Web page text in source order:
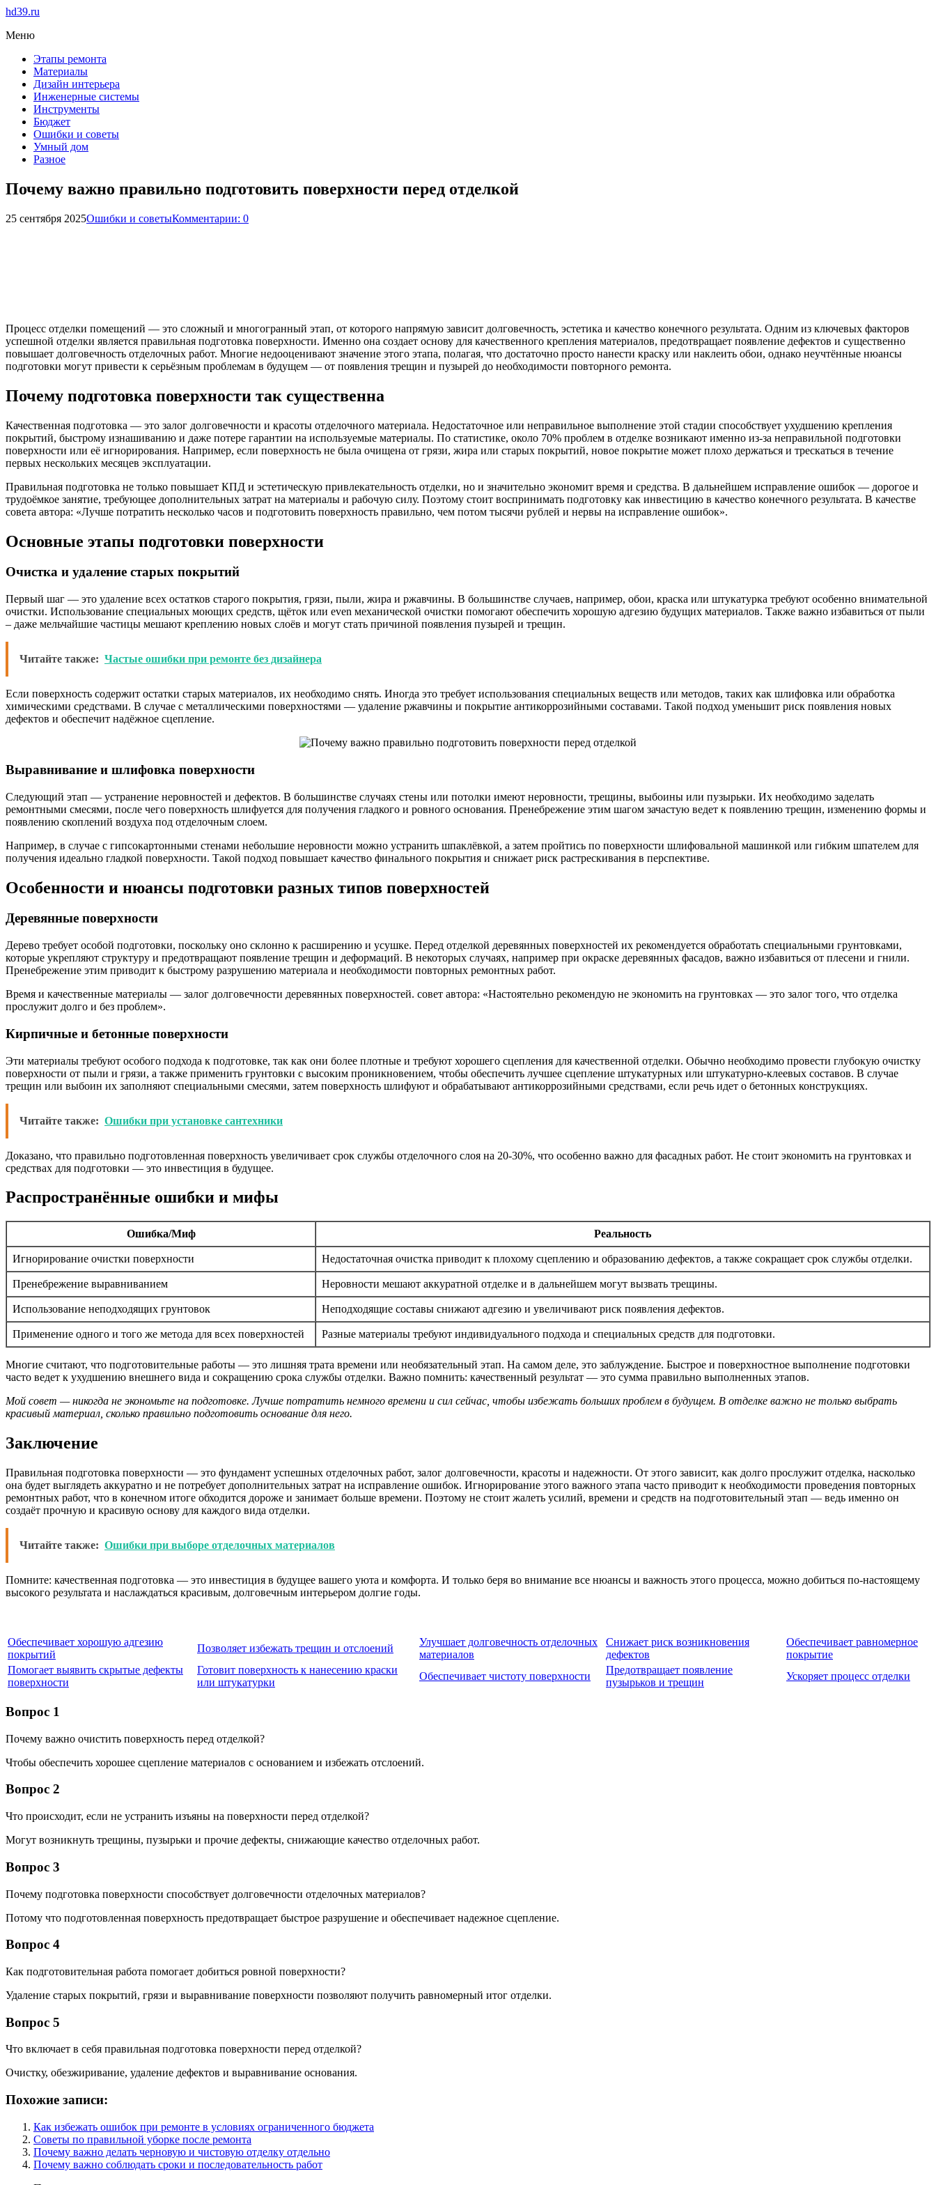
hd39.ru
Меню
Этапы ремонта
Материалы
Дизайн интерьера
Инженерные системы
Инструменты
Бюджет
Ошибки и советы
Умный дом
Разное
Почему важно правильно подготовить поверхности перед отделкой
25 сентября 2025Ошибки и советыКомментарии: 0
Процесс отделки помещений — это сложный и многогранный этап, от которого напрямую зависит долговечность, эстетика и качество конечного результата. Одним из ключевых факторов
успешной отделки является правильная подготовка поверхности. Именно она создает основу для качественного крепления материалов, предотвращает появление дефектов и существенно
повышает долговечность отделочных работ. Многие недооценивают значение этого этапа, полагая, что достаточно просто нанести краску или наклеить обои, однако неучтённые нюансы
подготовки могут привести к серьёзным проблемам в будущем — от появления трещин и пузырей до необходимости повторного ремонта.
Почему подготовка поверхности так существенна
Качественная подготовка — это залог долговечности и красоты отделочного материала. Недостаточное или неправильное выполнение этой стадии способствует ухудшению крепления
покрытий, быстрому изнашиванию и даже потере гарантии на используемые материалы. По статистике, около 70% проблем в отделке возникают именно из-за неправильной подготовки
поверхности или её игнорирования. Например, если поверхность не была очищена от грязи, жира или старых покрытий, новое покрытие может плохо держаться и трескаться в течение
первых нескольких месяцев эксплуатации.
Правильная подготовка не только повышает КПД и эстетическую привлекательность отделки, но и значительно экономит время и средства. В дальнейшем исправление ошибок — дорогое и
трудоёмкое занятие, требующее дополнительных затрат на материалы и рабочую силу. Поэтому стоит воспринимать подготовку как инвестицию в качество конечного результата. В качестве
совета автора: «Лучше потратить несколько часов и подготовить поверхность правильно, чем потом тысячи рублей и нервы на исправление ошибок».
Основные этапы подготовки поверхности
Очистка и удаление старых покрытий
Первый шаг — это удаление всех остатков старого покрытия, грязи, пыли, жира и ржавчины. В большинстве случаев, например, обои, краска или штукатурка требуют особенно внимательной
очистки. Использование специальных моющих средств, щёток или even механической очистки помогают обеспечить хорошую адгезию будущих материалов. Также важно избавиться от пыли
– даже мельчайшие частицы мешают креплению новых слоёв и могут стать причиной появления пузырей и трещин.
Читайте также: Частые ошибки при ремонте без дизайнера
Если поверхность содержит остатки старых материалов, их необходимо снять. Иногда это требует использования специальных веществ или методов, таких как шлифовка или обработка
химическими средствами. В случае с металлическими поверхностями — удаление ржавчины и покрытие антикоррозийными составами. Такой подход уменьшит риск появления новых
дефектов и обеспечит надёжное сцепление.
Выравнивание и шлифовка поверхности
Следующий этап — устранение неровностей и дефектов. В большинстве случаях стены или потолки имеют неровности, трещины, выбоины или пузырьки. Их необходимо заделать
ремонтными смесями, после чего поверхность шлифуется для получения гладкого и ровного основания. Пренебрежение этим шагом зачастую ведет к появлению трещин, изменению формы и
появлению скоплений воздуха под отделочным слоем.
Например, в случае с гипсокартонными стенами небольшие неровности можно устранить шпаклёвкой, а затем пройтись по поверхности шлифовальной машинкой или гибким шпателем для
получения идеально гладкой поверхности. Такой подход повышает качество финального покрытия и снижает риск растрескивания в перспективе.
Особенности и нюансы подготовки разных типов поверхностей
Деревянные поверхности
Дерево требует особой подготовки, поскольку оно склонно к расширению и усушке. Перед отделкой деревянных поверхностей их рекомендуется обработать специальными грунтовками,
которые укрепляют структуру и предотвращают появление трещин и деформаций. В некоторых случаях, например при окраске деревянных фасадов, важно избавиться от плесени и гнили.
Пренебрежение этим приводит к быстрому разрушению материала и необходимости повторных ремонтных работ.
Время и качественные материалы — залог долговечности деревянных поверхностей. совет автора: «Настоятельно рекомендую не экономить на грунтовках — это залог того, что отделка
прослужит долго и без проблем».
Кирпичные и бетонные поверхности
Эти материалы требуют особого подхода к подготовке, так как они более плотные и требуют хорошего сцепления для качественной отделки. Обычно необходимо провести глубокую очистку
поверхности от пыли и грязи, а также применить грунтовки с высоким проникновением, чтобы обеспечить лучшее сцепление штукатурных или штукатурно-клеевых составов. В случае
трещин или выбоин их заполняют специальными смесями, затем поверхность шлифуют и обрабатывают антикоррозийными средствами, если речь идет о бетонных конструкциях.
Читайте также: Ошибки при установке сантехники
Доказано, что правильно подготовленная поверхность увеличивает срок службы отделочного слоя на 20-30%, что особенно важно для фасадных работ. Не стоит экономить на грунтовках и
средствах для подготовки — это инвестиция в будущее.
Распространённые ошибки и мифы
Ошибка/Миф Реальность
Игнорирование очистки поверхности Недостаточная очистка приводит к плохому сцеплению и образованию дефектов, а также сокращает срок службы отделки.
Пренебрежение выравниванием Неровности мешают аккуратной отделке и в дальнейшем могут вызвать трещины.
Использование неподходящих грунтовок Неподходящие составы снижают адгезию и увеличивают риск появления дефектов.
Применение одного и того же метода для всех поверхностей Разные материалы требуют индивидуального подхода и специальных средств для подготовки.
Многие считают, что подготовительные работы — это лишняя трата времени или необязательный этап. На самом деле, это заблуждение. Быстрое и поверхностное выполнение подготовки
часто ведет к ухудшению внешнего вида и сокращению срока службы отделки. Важно помнить: качественный результат — это сумма правильно выполненных этапов.
Мой совет — никогда не экономьте на подготовке. Лучше потратить немного времени и сил сейчас, чтобы избежать больших проблем в будущем. В отделке важно не только выбрать
красивый материал, сколько правильно подготовить основание для него.
Заключение
Правильная подготовка поверхности — это фундамент успешных отделочных работ, залог долговечности, красоты и надежности. От этого зависит, как долго прослужит отделка, насколько
она будет выглядеть аккуратно и не потребует дополнительных затрат на исправление ошибок. Игнорирование этого важного этапа часто приводит к необходимости проведения повторных
ремонтных работ, что в конечном итоге обходится дороже и занимает больше времени. Поэтому не стоит жалеть усилий, времени и средств на подготовительный этап — ведь именно он
создаёт прочную и красивую основу для каждого вида отделки.
Читайте также: Ошибки при выборе отделочных материалов
Помните: качественная подготовка — это инвестиция в будущее вашего уюта и комфорта. И только беря во внимание все нюансы и важность этого процесса, можно добиться по-настоящему
высокого результата и наслаждаться красивым, долговечным интерьером долгие годы.
Обеспечивает хорошую адгезию
покрытий
Позволяет избежать трещин и отслоений
Улучшает долговечность отделочных
материалов
Снижает риск возникновения
дефектов
Обеспечивает равномерное
покрытие
Помогает выявить скрытые дефекты
поверхности
Готовит поверхность к нанесению краски
или штукатурки
Обеспечивает чистоту поверхности
Предотвращает появление
пузырьков и трещин
Ускоряет процесс отделки
Вопрос 1
Почему важно очистить поверхность перед отделкой?
Чтобы обеспечить хорошее сцепление материалов с основанием и избежать отслоений.
Вопрос 2
Что происходит, если не устранить изъяны на поверхности перед отделкой?
Могут возникнуть трещины, пузырьки и прочие дефекты, снижающие качество отделочных работ.
Вопрос 3
Почему подготовка поверхности способствует долговечности отделочных материалов?
Потому что подготовленная поверхность предотвращает быстрое разрушение и обеспечивает надежное сцепление.
Вопрос 4
Как подготовительная работа помогает добиться ровной поверхности?
Удаление старых покрытий, грязи и выравнивание поверхности позволяют получить равномерный итог отделки.
Вопрос 5
Что включает в себя правильная подготовка поверхности перед отделкой?
Очистку, обезжиривание, удаление дефектов и выравнивание основания.
Похожие записи:
Как избежать ошибок при ремонте в условиях ограниченного бюджета
Советы по правильной уборке после ремонта
Почему важно делать черновую и чистовую отделку отдельно
Почему важно соблюдать сроки и последовательность работ